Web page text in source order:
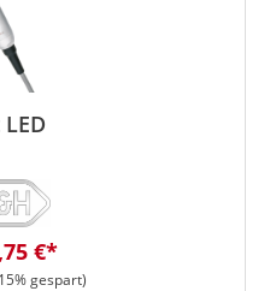
€*
gespart)